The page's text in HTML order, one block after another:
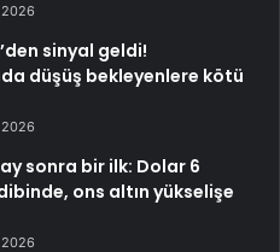
sinyal geldi!
düşüş bekleyenlere kötü
sonra bir ilk: Dolar 6
ons altın yükselişe